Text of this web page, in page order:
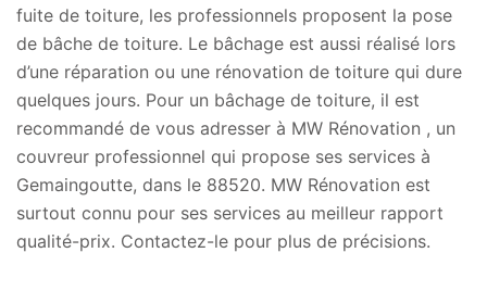
fuite de toiture, les professionnels proposent la pose
de bâche de toiture. Le bâchage est aussi réalisé lors
d’une réparation ou une rénovation de toiture qui dure
quelques jours. Pour un bâchage de toiture, il est
recommandé de vous adresser à MW Rénovation , un
couvreur professionnel qui propose ses services à
Gemaingoutte, dans le 88520. MW Rénovation est
surtout connu pour ses services au meilleur rapport
qualité-prix. Contactez-le pour plus de précisions.